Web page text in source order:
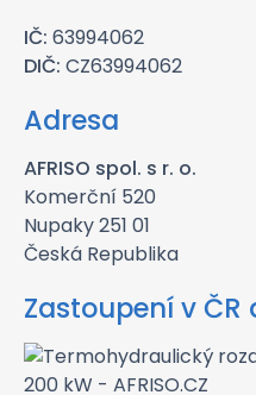
IČ: 63994062
DIČ: CZ63994062
Adresa
AFRISO spol. s r. o.
Komerční 520
Nupaky 251 01
Česká Republika
Zastoupení v ČR